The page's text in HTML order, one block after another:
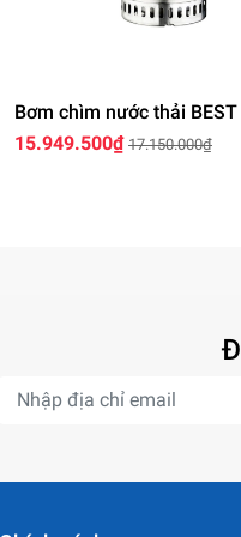
Bơm chìm nước thải BEST
15.949.500₫ 17.150.000₫